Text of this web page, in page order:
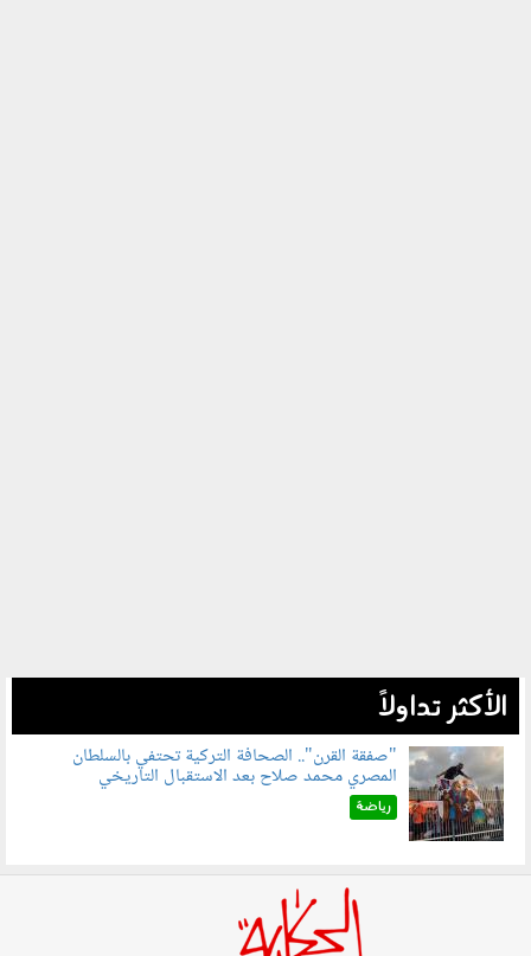
الأكثر تداولاً
070801.jpg
"صفقة القرن".. الصحافة التركية تحتفي بالسلطان
المصري محمد صلاح بعد الاستقبال التاريخي
رياضة